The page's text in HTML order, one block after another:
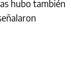
hubo también